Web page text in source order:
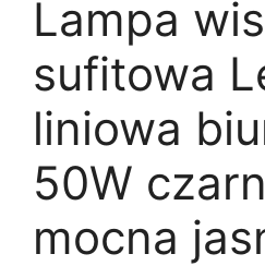
Lampa
sufitowa
liniowa
50W
mocna